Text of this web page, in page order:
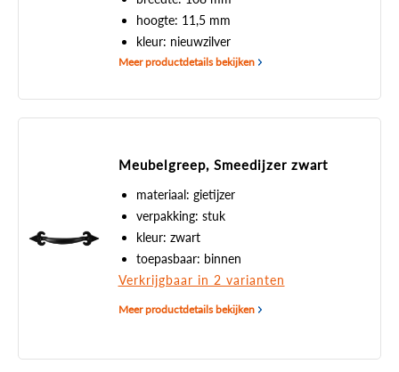
hoogte: 11,5 mm
kleur: nieuwzilver
Meer productdetails bekijken
Meubelgreep, Smeedijzer zwart
materiaal: gietijzer
verpakking: stuk
kleur: zwart
toepasbaar: binnen
Verkrijgbaar in 2 varianten
Meer productdetails bekijken